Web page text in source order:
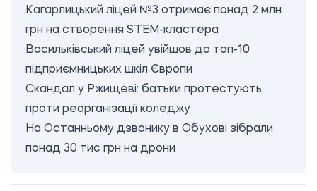
Кагарлицький ліцей №3 отримає понад 2 млн
грн на створення STEM-кластера
Васильківський ліцей увійшов до топ-10
підприємницьких шкіл Європи
Скандал у Ржищеві: батьки протестують
проти реорганізації коледжу
На Останньому дзвонику в Обухові зібрали
понад 30 тис грн на дрони